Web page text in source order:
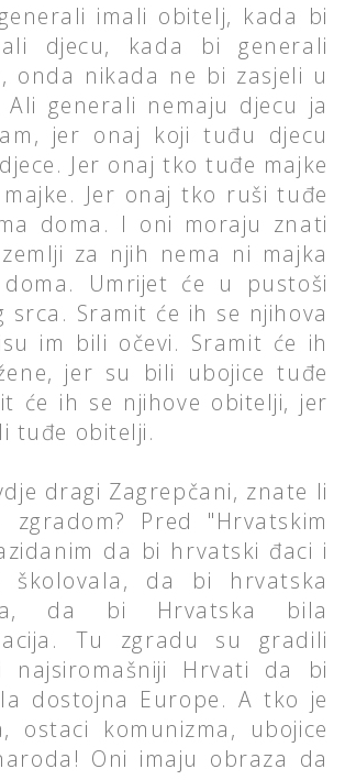
imali obitelj, kada bi
djecu, kada bi generali
onda nikada ne bi zasjeli u
Ali generali nemaju djecu ja
jer onaj koji tuđu djecu
Jer onaj tko tuđe majke
Jer onaj tko ruši tuđe
doma. I oni moraju znati
za njih nema ni majka
Umrijet će u pustoši
srca. Sramit će ih se njihova
im bili očevi. Sramit će ih
jer su bili ubojice tuđe
će ih se njihove obitelji, jer
tuđe obitelji.
dragi Zagrepčani, znate li
zgradom? Pred "Hrvatskim
da bi hrvatski đaci i
školovala, da bi hrvatska
da bi Hrvatska bila
Tu zgradu su gradili
najsiromašniji Hrvati da bi
dostojna Europe. A tko je
ostaci komunizma, ubojice
Oni imaju obraza da